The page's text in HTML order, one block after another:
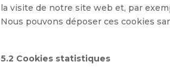
la visite de notre site web et, par
Nous pouvons déposer ces cookies
5.2 Cookies statistiques